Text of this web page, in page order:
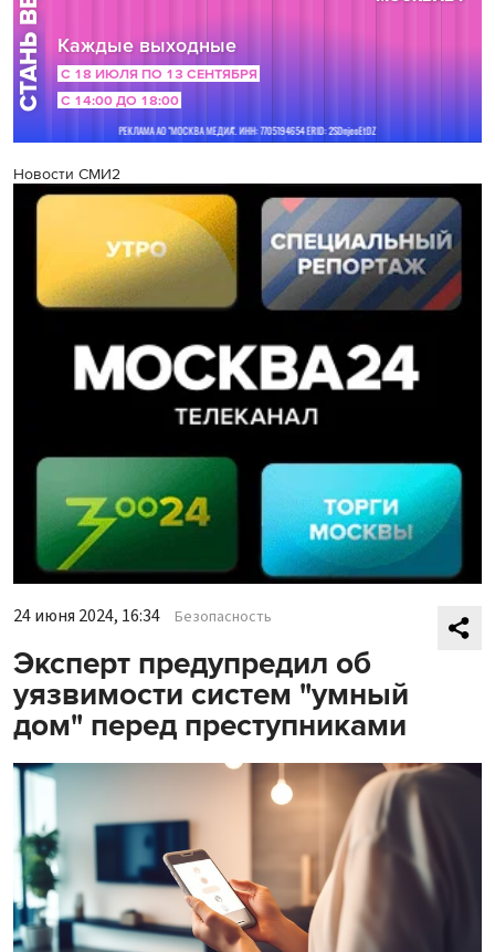
Новости СМИ2
24 июня 2024, 16:34 Безопасность
Эксперт предупредил об
уязвимости систем "умный
дом" перед преступниками